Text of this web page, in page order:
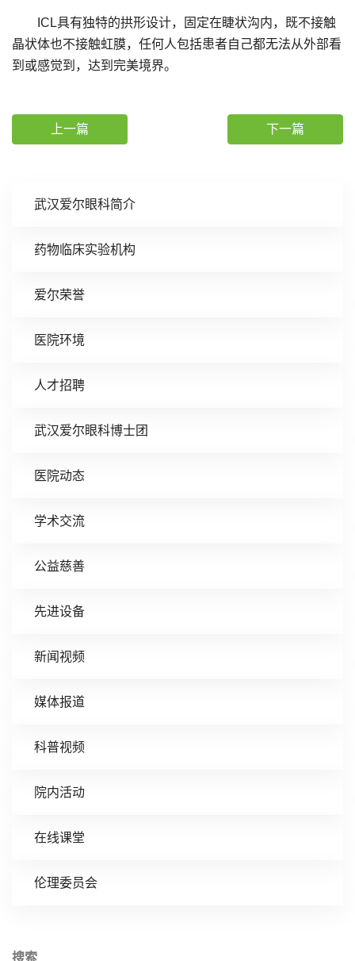
武汉爱尔眼科简介
药物临床实验机构
爱尔荣誉
医院环境
人才招聘
武汉爱尔眼科博士团
医院动态
学术交流
公益慈善
先进设备
新闻视频
媒体报道
科普视频
院内活动
在线课堂
伦理委员会
搜索
ICL具有独特的拱形设计，固定在睫状沟内，既不接触
晶状体也不接触虹膜，任何人包括患者自己都无法从外部看
到或感觉到，达到完美境界。
上一篇 下一篇